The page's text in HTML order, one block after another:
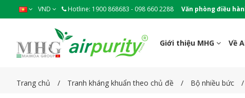
VND Hotline: 1900 868683 - 098 660 2288 Văn phòng điều
Giới thiệu MHG Về
Trang chủ Tranh kháng khuẩn theo chủ đề Bộ nhiều bức